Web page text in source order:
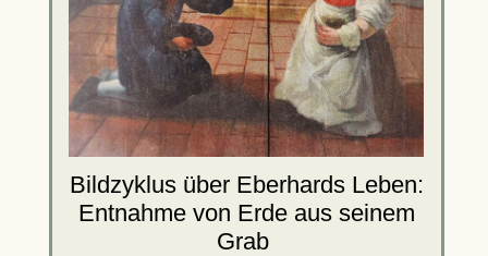
Bildzyklus über Eberhards Leben:
Entnahme von Erde aus seinem
Grab